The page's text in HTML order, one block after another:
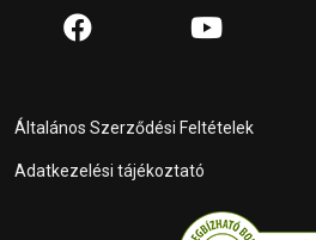
Általános Szerződési Feltételek
Adatkezelési tájékoztató